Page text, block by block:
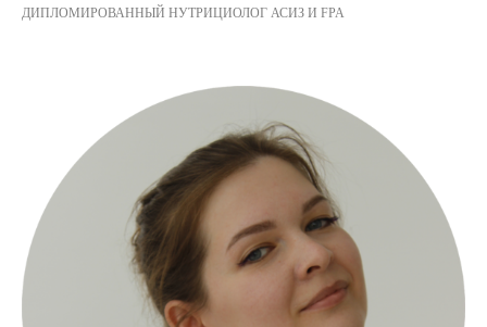
ДИПЛОМИРОВАННЫЙ НУТРИЦИОЛОГ АСИЗ И FPA